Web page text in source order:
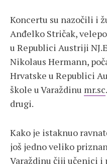
Koncertu su nazočili i
Anđelko Stričak,
u Republici Austriji
Nikolaus Hermann,
Hrvatske u Republici
škole u Varaždinu mr.sc
drugi.
Kako je istaknuo
još jedno veliko
Varaždinu čiji učenici i